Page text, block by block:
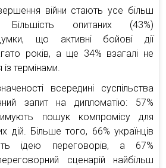
війни стають усе більш
Більшість опитаних (43%)
що активні бойові дії
років, а ще 34% взагалі не
термінами.
всередині суспільства
запит на дипломатію: 57%
пошук компромісу для
дій. Більше того, 66% українців
ідею переговорів, а 67%
сценарій найбільш